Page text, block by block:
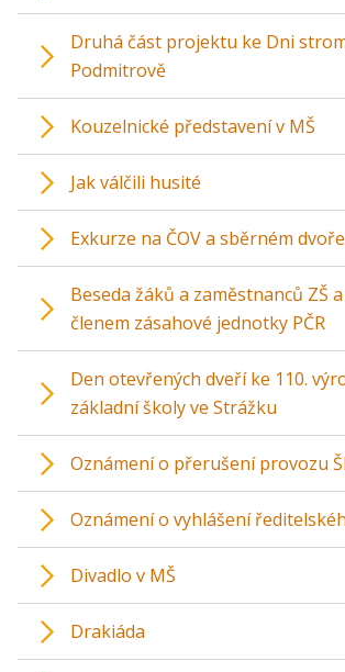
Druhá část projektu ke Dni
Podmitrově
Kouzelnické představení v MŠ
Jak válčili husité
Exkurze na ČOV a sběrném
Beseda žáků a zaměstnanců ZŠ
členem zásahové jednotky PČR
Den otevřených dveří ke 110.
základní školy ve Strážku
Oznámení o přerušení provozu
Oznámení o vyhlášení
Divadlo v MŠ
Drakiáda